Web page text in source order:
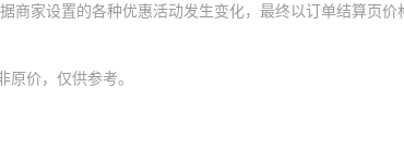
家设置的各种优惠活动发生变化，最终以订单结算页价
价，仅供参考。